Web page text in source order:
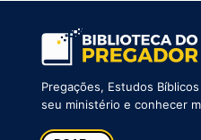
Pregações, Estudos
seu ministério e conhecer